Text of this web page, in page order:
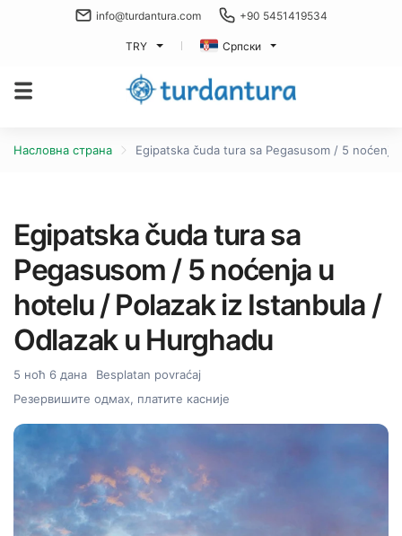
info@turdantura.com +90 5451419534
TRY Српски
Насловна страна Egipatska čuda tura sa Pegasusom / 5
Egipatska čuda tura sa
Pegasusom / 5 noćenja u
hotelu / Polazak iz Istanbula /
Odlazak u Hurghadu
5 ноћ 6 дана
Besplatan povraćaj
Резервишите одмах, платите касније